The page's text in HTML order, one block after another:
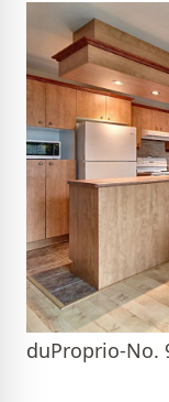
duProprio-No.